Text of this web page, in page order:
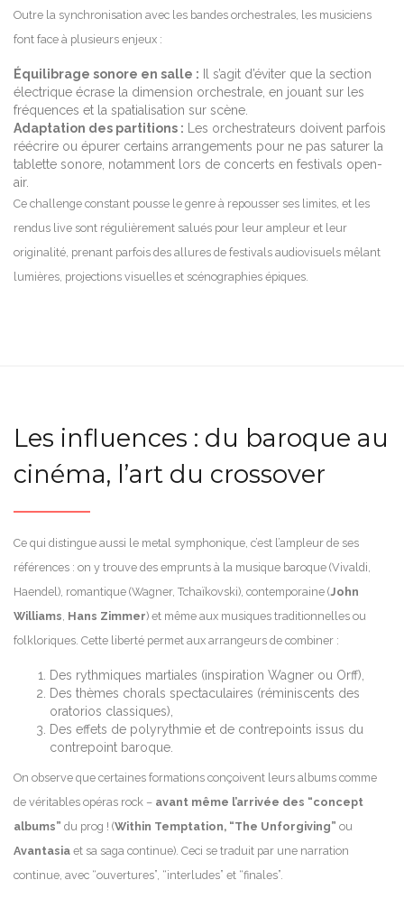
Outre la synchronisation avec les bandes orchestrales, les musiciens
font face à plusieurs enjeux :
Équilibrage sonore en salle : Il s’agit d’éviter que la section
électrique écrase la dimension orchestrale, en jouant sur les
fréquences et la spatialisation sur scène.
Adaptation des partitions : Les orchestrateurs doivent parfois
réécrire ou épurer certains arrangements pour ne pas saturer la
tablette sonore, notamment lors de concerts en festivals open-
air.
Ce challenge constant pousse le genre à repousser ses limites, et les
rendus live sont régulièrement salués pour leur ampleur et leur
originalité, prenant parfois des allures de festivals audiovisuels mêlant
lumières, projections visuelles et scénographies épiques.
Les influences : du baroque au
cinéma, l’art du crossover
Ce qui distingue aussi le metal symphonique, c’est l’ampleur de ses
références : on y trouve des emprunts à la musique baroque (Vivaldi,
Haendel), romantique (Wagner, Tchaïkovski), contemporaine (John
Williams Hans Zimmer) et même aux musiques traditionnelles ou
folkloriques. Cette liberté permet aux arrangeurs de combiner :
Des rythmiques martiales (inspiration Wagner ou Orff),
Des thèmes chorals spectaculaires (réminiscents des
oratorios classiques),
Des effets de polyrythmie et de contrepoints issus du
contrepoint baroque.
On observe que certaines formations conçoivent leurs albums comme
de véritables opéras rock – avant même l’arrivée des “concept
albums” du prog ! (Within Temptation, “The Unforgiving” ou
Avantasia et sa saga continue). Ceci se traduit par une narration
continue, avec “ouvertures”, “interludes” et “finales”.